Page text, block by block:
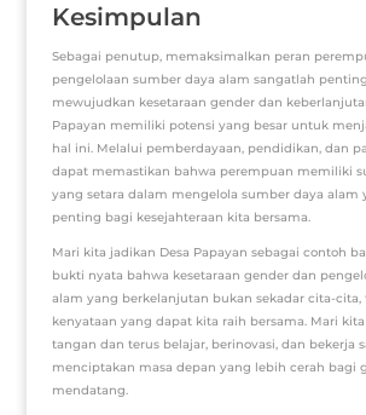
Kesimpulan
Sebagai penutup, memaksimalkan peran
pengelolaan sumber daya alam sangatlah
mewujudkan kesetaraan gender dan
Papayan memiliki potensi yang besar untuk
hal ini. Melalui pemberdayaan, pendidikan, dan
dapat memastikan bahwa perempuan memiliki
yang setara dalam mengelola sumber daya alam
penting bagi kesejahteraan kita bersama.
Mari kita jadikan Desa Papayan sebagai contoh
bukti nyata bahwa kesetaraan gender dan
alam yang berkelanjutan bukan sekadar cita-cita,
kenyataan yang dapat kita raih bersama. Mari
tangan dan terus belajar, berinovasi, dan bekerja
menciptakan masa depan yang lebih cerah bagi
mendatang.